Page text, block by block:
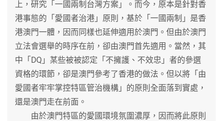
上，研究「一國兩制台灣方案」。而今，原本是針對香
港事態的「愛國者治港」原則，基於「一國兩制」是香
港澳門一體，因而同樣也延伸適用於澳門。但由於澳門
立法會選舉的時序在前，卻由澳門首先適用。當然，其
中「DQ」某些被被認定「不擁護、不效忠」者的參選
資格的環節，卻是澳門參考了香港的做法。但以將「由
愛國者牢牢掌控特區管治機構」的原則全面落到實處，
還是澳門走在前面。
由於澳門特區的愛國環境氛圍濃厚，因而將此原則